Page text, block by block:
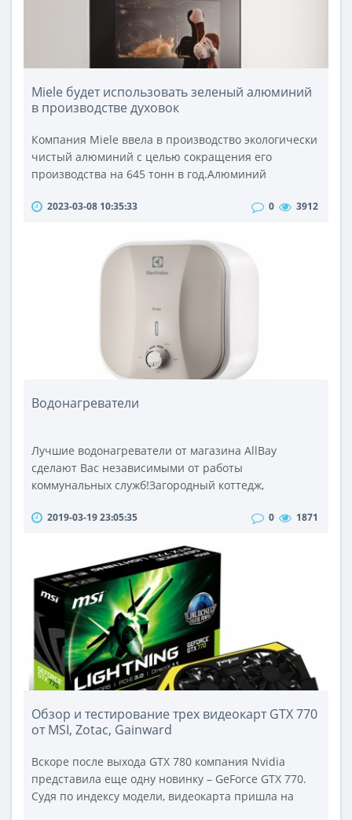
Miele будет использовать зеленый алюминий
в производстве духовок
Компания Miele ввела в производство экологически
чистый алюминий с целью сокращения его
производства на 645 тонн в год.Алюминий
этот материал привлекательным для широкого
использования в автомобильной промышленности,
этот металл также играет ключевую роль в
производстве бытовой техники.Как пояснила Миле,
2023-03-08 10:35:33 0 3912
Водонагреватели
Лучшие водонагреватели от магазина AllBay
сделают Вас независимыми от работы
коммунальных служб!Загородный коттедж,
профилактических работ трудно представить без
неотъемлемой частью в арсенале наших жилищ.
Интернет-магазин AllBay предлагает более ста
наименований различных водонагревателей.Для
оптимального выбора..
2019-03-19 23:05:35 0 1871
Обзор и тестирование трех видеокарт GTX 770
от MSI, Zotac, Gainward
Вскоре после выхода GTX 780 компания Nvidia
представила еще одну новинку – GeForce GTX 770.
Судя по индексу модели, видеокарта пришла на